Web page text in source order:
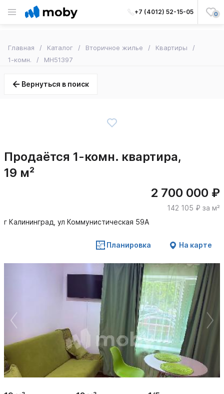
+7 (4012) 52-15-05 0
Главная Каталог Вторичное жилье
Квартиры
1-комн.
MH51397
Вернуться в поиск
Продаётся 1-комн. квартира,
19 м²
2 700 000 ₽
142 105 ₽ за м²
г Калининград, ул Коммунистическая 59А
Планировка На карте
/
19